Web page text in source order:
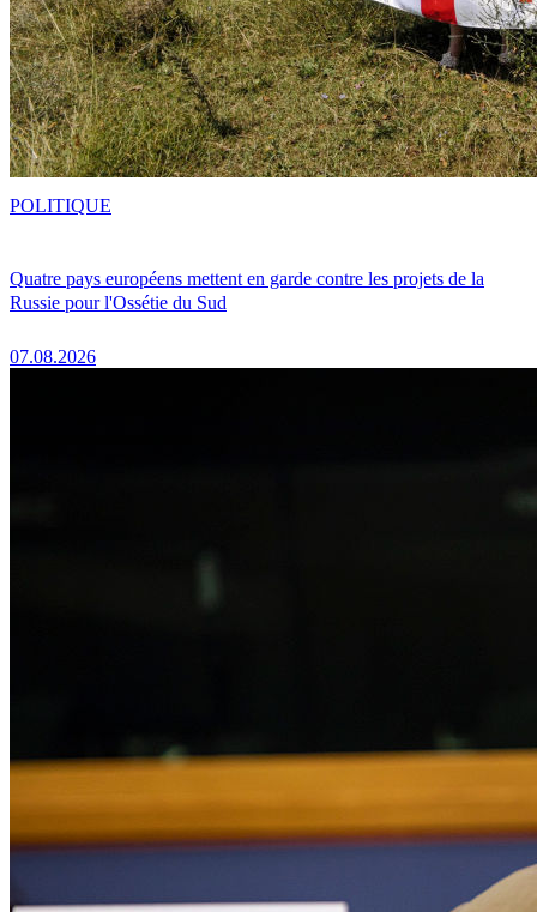
Quatre pays européens mettent en garde contre les projets de la
Russie pour l'Ossétie du Sud
07.08.2026
POLITIQUE